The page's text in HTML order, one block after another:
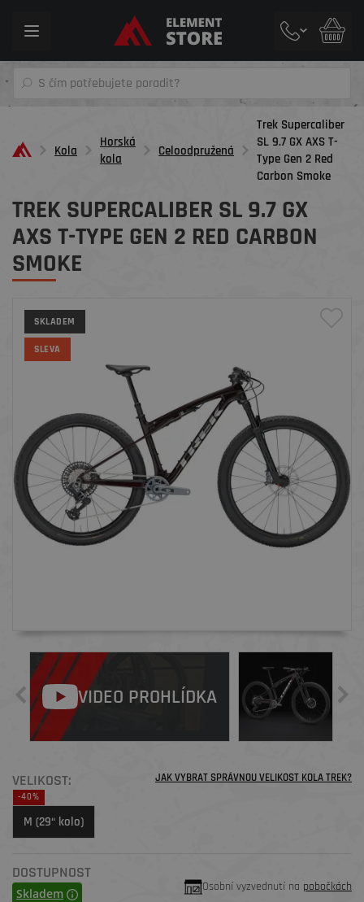
Toggle
Kola
Horská
kola
Celoodpružená
Trek Supercaliber
SL 9.7 GX AXS T-
Type Gen 2 Red
Carbon Smoke
TREK SUPERCALIBER SL 9.7 GX
AXS T-TYPE GEN 2 RED CARBON
SMOKE
SKLADEM
SLEVA
VIDEO PROHLÍDKA
VELIKOST: JAK VYBRAT SPRÁVNOU VELIKOST KOLA TREK?
-40%
M (29“ kolo)
DOSTUPNOST
Skladem Osobní vyzvednutí na pobočkách